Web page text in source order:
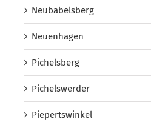
Neubabelsberg
Neuenhagen
Pichelsberg
Pichelswerder
Piepertswinkel